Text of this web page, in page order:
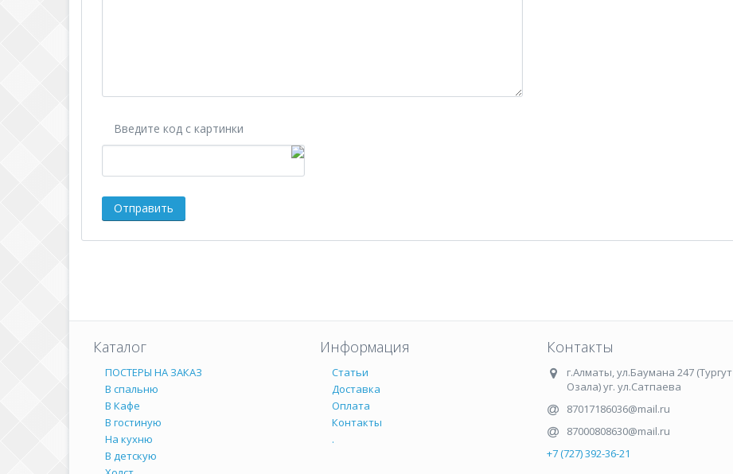
Введите код с картинки
Каталог
ПОСТЕРЫ НА ЗАКАЗ
В спальню
В Кафе
В гостиную
На кухню
В детскую
Информация
Статьи
Доставка
Оплата
Контакты
.
Контакты
г.Алматы,ул.Баумана 247 (Тургут
Озала) уг. ул.Сатпаева
87017186036@mail.ru
87000808630@mail.ru
+7 (727) 392-36-21